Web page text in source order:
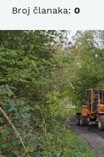
Broj članaka: 0